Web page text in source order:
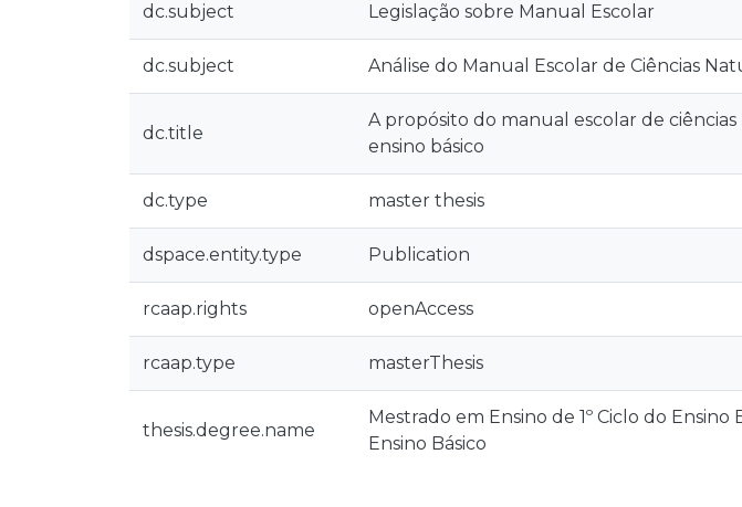
dc.subject Legislação sobre Manual Escolar
dc.subject Análise do Manual Escolar de Ciências
dc.title
A propósito do manual escolar de
ensino básico
dc.type master thesis
dspace.entity.type Publication
rcaap.rights openAccess
rcaap.type masterThesis
thesis.degree.name
Mestrado em Ensino de 1º Ciclo do
Ensino Básico